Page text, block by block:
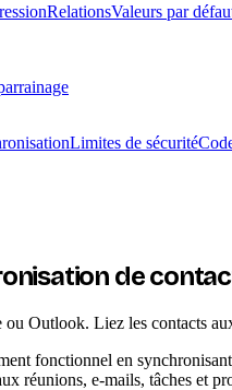
RelationsValeurs par
Limites de sécurité
de
Outlook. Liez les contacts
fonctionnel en
réunions, e-mails, tâches et